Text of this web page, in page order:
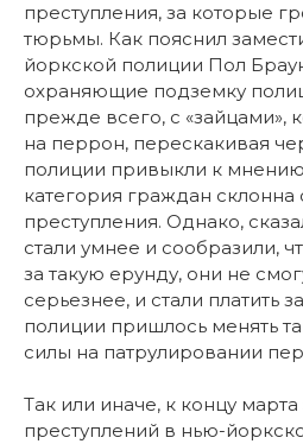
преступления, за которые
тюрьмы. Как пояснил
йоркской полиции Пол
охраняющие подземку
прежде всего, с «зайцами»,
на перрон, перескакивая
полиции привыкли к
категория граждан склонна
преступления. Однако,
стали умнее и сообразили,
за такую ерунду, они не
серьезнее, и стали платить
полиции пришлось менять
силы на патрулировании
Так или иначе, к концу марта
преступлений в нью-